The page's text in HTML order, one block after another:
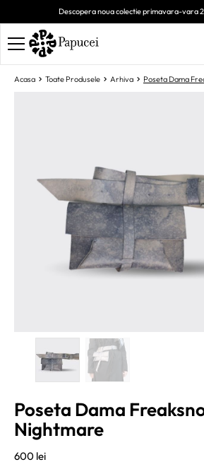
Descopera noua colectie primavara-vara
Acasa Toate Produsele Arhiva Poseta Dama
Poseta Dama
Nightmare
600 lei